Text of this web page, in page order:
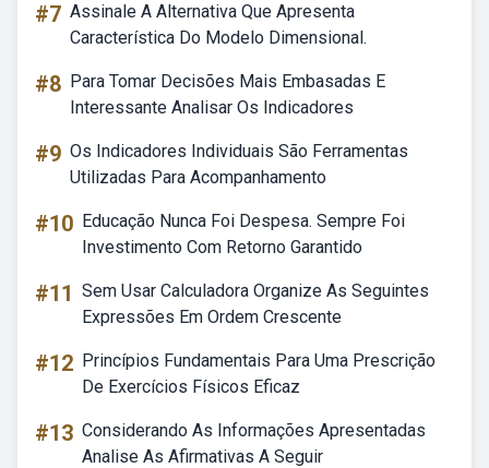
#7 Assinale A Alternativa Que Apresenta
Característica Do Modelo Dimensional.
#8 Para Tomar Decisões Mais Embasadas E
Interessante Analisar Os Indicadores
#9 Os Indicadores Individuais São Ferramentas
Utilizadas Para Acompanhamento
#10 Educação Nunca Foi Despesa. Sempre Foi
Investimento Com Retorno Garantido
#11 Sem Usar Calculadora Organize As Seguintes
Expressões Em Ordem Crescente
#12 Princípios Fundamentais Para Uma Prescrição
De Exercícios Físicos Eficaz
#13 Considerando As Informações Apresentadas
Analise As Afirmativas A Seguir